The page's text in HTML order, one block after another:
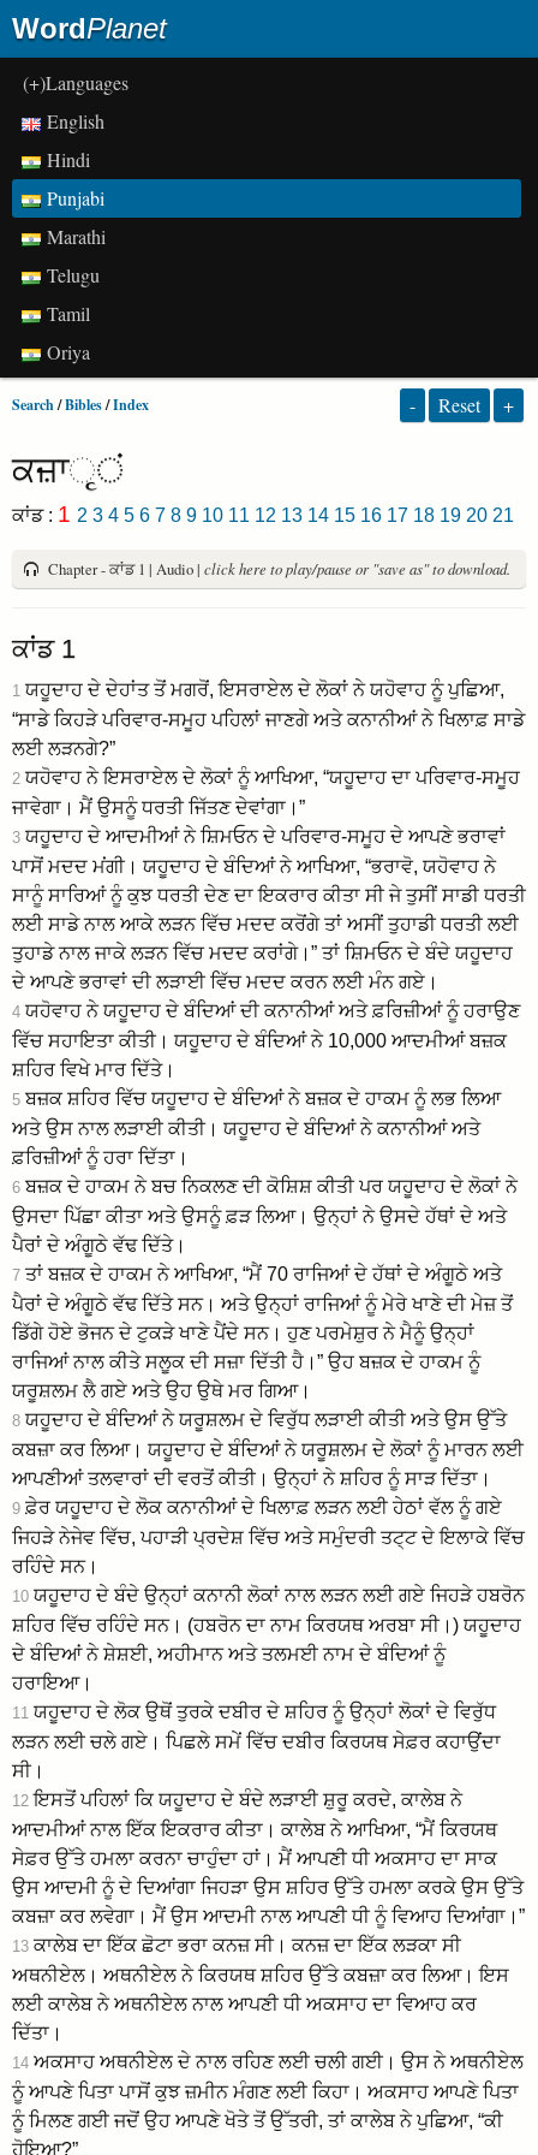
WordPlanet
(+)Languages
English
Hindi
Punjabi
Marathi
Telugu
Tamil
Oriya
Search/Bibles/Index - Reset +
ਕਜ਼ਾૃं
ਕਾਂਡ : 1 2 3 4 5 6 7 8 9 10 11 12 13 14 15 16 17 18 19 20 21
Chapter - ਕਾਂਡ 1 | Audio | click here to play/pause or "save as" to download.
ਕਾਂਡ 1
1 ਯਹੂਦਾਹ ਦੇ ਦੇਹਾਂਤ ਤੋਂ ਮਗਰੋਂ, ਇਸਰਾਏਲ ਦੇ ਲੋਕਾਂ ਨੇ ਯਹੋਵਾਹ ਨੂੰ ਪੁਛਿਆ,
“ਸਾਡੇ ਕਿਹੜੇ ਪਰਿਵਾਰ-ਸਮੂਹ ਪਹਿਲਾਂ ਜਾਣਗੇ ਅਤੇ ਕਨਾਨੀਆਂ ਨੇ ਖਿਲਾਫ਼ ਸਾਡੇ
ਲਈ ਲੜਨਗੇ?”
2 ਯਹੋਵਾਹ ਨੇ ਇਸਰਾਏਲ ਦੇ ਲੋਕਾਂ ਨੂੰ ਆਖਿਆ, “ਯਹੂਦਾਹ ਦਾ ਪਰਿਵਾਰ-ਸਮੂਹ
ਜਾਵੇਗਾ। ਮੈਂ ਉਸਨੂੰ ਧਰਤੀ ਜਿੱਤਣ ਦੇਵਾਂਗਾ।”
3 ਯਹੂਦਾਹ ਦੇ ਆਦਮੀਆਂ ਨੇ ਸ਼ਿਮਓਨ ਦੇ ਪਰਿਵਾਰ-ਸਮੂਹ ਦੇ ਆਪਣੇ ਭਰਾਵਾਂ
ਪਾਸੋਂ ਮਦਦ ਮਂਗੀ। ਯਹੂਦਾਹ ਦੇ ਬੰਦਿਆਂ ਨੇ ਆਖਿਆ, “ਭਰਾਵੋ, ਯਹੋਵਾਹ ਨੇ
ਸਾਨੂੰ ਸਾਰਿਆਂ ਨੂੰ ਕੁਝ ਧਰਤੀ ਦੇਣ ਦਾ ਇਕਰਾਰ ਕੀਤਾ ਸੀ ਜੇ ਤੁਸੀਂ ਸਾਡੀ ਧਰਤੀ
ਲਈ ਸਾਡੇ ਨਾਲ ਆਕੇ ਲੜਨ ਵਿੱਚ ਮਦਦ ਕਰੋਂਗੇ ਤਾਂ ਅਸੀਂ ਤੁਹਾਡੀ ਧਰਤੀ ਲਈ
ਤੁਹਾਡੇ ਨਾਲ ਜਾਕੇ ਲੜਨ ਵਿੱਚ ਮਦਦ ਕਰਾਂਗੇ।” ਤਾਂ ਸ਼ਿਮਓਨ ਦੇ ਬੰਦੇ ਯਹੂਦਾਹ
ਦੇ ਆਪਣੇ ਭਰਾਵਾਂ ਦੀ ਲੜਾਈ ਵਿੱਚ ਮਦਦ ਕਰਨ ਲਈ ਮੰਨ ਗਏ।
4 ਯਹੋਵਾਹ ਨੇ ਯਹੂਦਾਹ ਦੇ ਬੰਦਿਆਂ ਦੀ ਕਨਾਨੀਆਂ ਅਤੇ ਫ਼ਰਿਜ਼ੀਆਂ ਨੂੰ ਹਰਾਉਣ
ਵਿੱਚ ਸਹਾਇਤਾ ਕੀਤੀ। ਯਹੂਦਾਹ ਦੇ ਬੰਦਿਆਂ ਨੇ 10,000 ਆਦਮੀਆਂ ਬਜ਼ਕ
ਸ਼ਹਿਰ ਵਿਖੇ ਮਾਰ ਦਿੱਤੇ।
5ਬਜ਼ਕ ਸ਼ਹਿਰ ਵਿੱਚ ਯਹੂਦਾਹ ਦੇ ਬੰਦਿਆਂ ਨੇ ਬਜ਼ਕ ਦੇ ਹਾਕਮ ਨੂੰ ਲਭ ਲਿਆ
ਅਤੇ ਉਸ ਨਾਲ ਲੜਾਈ ਕੀਤੀ। ਯਹੂਦਾਹ ਦੇ ਬੰਦਿਆਂ ਨੇ ਕਨਾਨੀਆਂ ਅਤੇ
ਫ਼ਰਿਜ਼ੀਆਂ ਨੂੰ ਹਰਾ ਦਿੱਤਾ।
6ਬਜ਼ਕ ਦੇ ਹਾਕਮ ਨੇ ਬਚ ਨਿਕਲਣ ਦੀ ਕੋਸ਼ਿਸ਼ ਕੀਤੀ ਪਰ ਯਹੂਦਾਹ ਦੇ ਲੋਕਾਂ ਨੇ
ਉਸਦਾ ਪਿੱਛਾ ਕੀਤਾ ਅਤੇ ਉਸਨੂੰ ਫ਼ੜ ਲਿਆ। ਉਨ੍ਹਾਂ ਨੇ ਉਸਦੇ ਹੱਥਾਂ ਦੇ ਅਤੇ
ਪੈਰਾਂ ਦੇ ਅੰਗੂਠੇ ਵੱਢ ਦਿੱਤੇ।
7 ਤਾਂ ਬਜ਼ਕ ਦੇ ਹਾਕਮ ਨੇ ਆਖਿਆ, “ਮੈਂ 70 ਰਾਜਿਆਂ ਦੇ ਹੱਥਾਂ ਦੇ ਅੰਗੂਠੇ ਅਤੇ
ਪੈਰਾਂ ਦੇ ਅੰਗੂਠੇ ਵੱਢ ਦਿੱਤੇ ਸਨ। ਅਤੇ ਉਨ੍ਹਾਂ ਰਾਜਿਆਂ ਨੂੰ ਮੇਰੇ ਖਾਣੇ ਦੀ ਮੇਜ਼ ਤੋਂ
ਡਿੱਗੇ ਹੋਏ ਭੋਜਨ ਦੇ ਟੁਕੜੇ ਖਾਣੇ ਪੈਂਦੇ ਸਨ। ਹੁਣ ਪਰਮੇਸ਼ੁਰ ਨੇ ਮੈਨੂੰ ਉਨ੍ਹਾਂ
ਰਾਜਿਆਂ ਨਾਲ ਕੀਤੇ ਸਲੂਕ ਦੀ ਸਜ਼ਾ ਦਿੱਤੀ ਹੈ।” ਉਹ ਬਜ਼ਕ ਦੇ ਹਾਕਮ ਨੂੰ
ਯਰੂਸ਼ਲਮ ਲੈ ਗਏ ਅਤੇ ਉਹ ਉਥੇ ਮਰ ਗਿਆ।
8 ਯਹੂਦਾਹ ਦੇ ਬੰਦਿਆਂ ਨੇ ਯਰੂਸ਼ਲਮ ਦੇ ਵਿਰੁੱਧ ਲੜਾਈ ਕੀਤੀ ਅਤੇ ਉਸ ਉੱਤੇ
ਕਬਜ਼ਾ ਕਰ ਲਿਆ। ਯਹੂਦਾਹ ਦੇ ਬੰਦਿਆਂ ਨੇ ਯਰੂਸ਼ਲਮ ਦੇ ਲੋਕਾਂ ਨੂੰ ਮਾਰਨ ਲਈ
ਆਪਣੀਆਂ ਤਲਵਾਰਾਂ ਦੀ ਵਰਤੋਂ ਕੀਤੀ। ਉਨ੍ਹਾਂ ਨੇ ਸ਼ਹਿਰ ਨੂੰ ਸਾੜ ਦਿੱਤਾ।
9 ਫ਼ੇਰ ਯਹੂਦਾਹ ਦੇ ਲੋਕ ਕਨਾਨੀਆਂ ਦੇ ਖਿਲਾਫ਼ ਲੜਨ ਲਈ ਹੇਠਾਂ ਵੱਲ ਨੂੰ ਗਏ
ਜਿਹੜੇ ਨੇਜੇਵ ਵਿੱਚ, ਪਹਾੜੀ ਪ੍ਰਦੇਸ਼ ਵਿੱਚ ਅਤੇ ਸਮੁੰਦਰੀ ਤਟ੍ਟ ਦੇ ਇਲਾਕੇ ਵਿੱਚ
ਰਹਿੰਦੇ ਸਨ।
10 ਯਹੂਦਾਹ ਦੇ ਬੰਦੇ ਉਨ੍ਹਾਂ ਕਨਾਨੀ ਲੋਕਾਂ ਨਾਲ ਲੜਨ ਲਈ ਗਏ ਜਿਹੜੇ ਹਬਰੋਨ
ਸ਼ਹਿਰ ਵਿੱਚ ਰਹਿੰਦੇ ਸਨ। (ਹਬਰੋਨ ਦਾ ਨਾਮ ਕਿਰਯਥ ਅਰਬਾ ਸੀ।) ਯਹੂਦਾਹ
ਦੇ ਬੰਦਿਆਂ ਨੇ ਸ਼ੇਸ਼ਈ, ਅਹੀਮਾਨ ਅਤੇ ਤਲਮਈ ਨਾਮ ਦੇ ਬੰਦਿਆਂ ਨੂੰ
ਹਰਾਇਆ।
11 ਯਹੂਦਾਹ ਦੇ ਲੋਕ ਉਥੋਂ ਤੁਰਕੇ ਦਬੀਰ ਦੇ ਸ਼ਹਿਰ ਨੂੰ ਉਨ੍ਹਾਂ ਲੋਕਾਂ ਦੇ ਵਿਰੁੱਧ
ਲੜਨ ਲਈ ਚਲੇ ਗਏ। ਪਿਛਲੇ ਸਮੇਂ ਵਿੱਚ ਦਬੀਰ ਕਿਰਯਥ ਸੇਫ਼ਰ ਕਹਾਉਂਦਾ
ਸੀ।
12ਇਸਤੋਂ ਪਹਿਲਾਂ ਕਿ ਯਹੂਦਾਹ ਦੇ ਬੰਦੇ ਲੜਾਈ ਸ਼ੁਰੂ ਕਰਦੇ, ਕਾਲੇਬ ਨੇ
ਆਦਮੀਆਂ ਨਾਲ ਇੱਕ ਇਕਰਾਰ ਕੀਤਾ। ਕਾਲੇਬ ਨੇ ਆਖਿਆ, “ਮੈਂ ਕਿਰਯਥ
ਸੇਫ਼ਰ ਉੱਤੇ ਹਮਲਾ ਕਰਨਾ ਚਾਹੁੰਦਾ ਹਾਂ। ਮੈਂ ਆਪਣੀ ਧੀ ਅਕਸਾਹ ਦਾ ਸਾਕ
ਉਸ ਆਦਮੀ ਨੂੰ ਦੇ ਦਿਆਂਗਾ ਜਿਹੜਾ ਉਸ ਸ਼ਹਿਰ ਉੱਤੇ ਹਮਲਾ ਕਰਕੇ ਉਸ ਉੱਤੇ
ਕਬਜ਼ਾ ਕਰ ਲਵੇਗਾ। ਮੈਂ ਉਸ ਆਦਮੀ ਨਾਲ ਆਪਣੀ ਧੀ ਨੂੰ ਵਿਆਹ ਦਿਆਂਗਾ।”
13ਕਾਲੇਬ ਦਾ ਇੱਕ ਛੋਟਾ ਭਰਾ ਕਨਜ਼ ਸੀ। ਕਨਜ਼ ਦਾ ਇੱਕ ਲੜਕਾ ਸੀ
ਅਥਨੀਏਲ। ਅਥਨੀਏਲ ਨੇ ਕਿਰਯਥ ਸ਼ਹਿਰ ਉੱਤੇ ਕਬਜ਼ਾ ਕਰ ਲਿਆ। ਇਸ
ਲਈ ਕਾਲੇਬ ਨੇ ਅਥਨੀਏਲ ਨਾਲ ਆਪਣੀ ਧੀ ਅਕਸਾਹ ਦਾ ਵਿਆਹ ਕਰ
ਦਿੱਤਾ।
14 ਅਕਸਾਹ ਅਥਨੀਏਲ ਦੇ ਨਾਲ ਰਹਿਣ ਲਈ ਚਲੀ ਗਈ। ਉਸ ਨੇ ਅਥਨੀਏਲ
ਨੂੰ ਆਪਣੇ ਪਿਤਾ ਪਾਸੋਂ ਕੁਝ ਜ਼ਮੀਨ ਮੰਗਣ ਲਈ ਕਿਹਾ। ਅਕਸਾਹ ਆਪਣੇ ਪਿਤਾ
ਨੂੰ ਮਿਲਣ ਗਈ ਜਦੋਂ ਉਹ ਆਪਣੇ ਖੋਤੇ ਤੋਂ ਉੱਤਰੀ, ਤਾਂ ਕਾਲੇਬ ਨੇ ਪੁਛਿਆ, “ਕੀ
ਹੋਇਆ?”